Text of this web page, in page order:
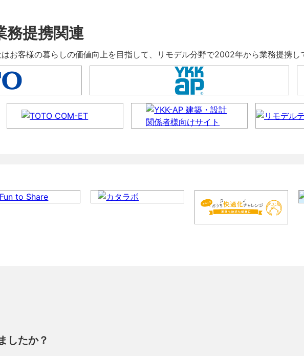
務提携関連
お客様の暮らしの価値向上を目指して、リモデル分野で2002年から業務提携し
したか？